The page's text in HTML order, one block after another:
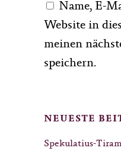
Name, E-
Website in
meinen
speichern.
NEUESTE
Spekulatius-